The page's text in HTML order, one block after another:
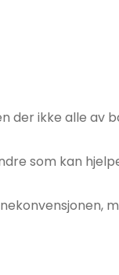
der ikke alle av
som kan